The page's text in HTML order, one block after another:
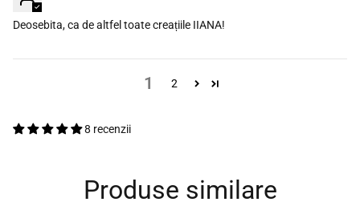
Deosebita, ca de altfel toate creațiile IIANA!
1 2
8 recenzii
Produse similare